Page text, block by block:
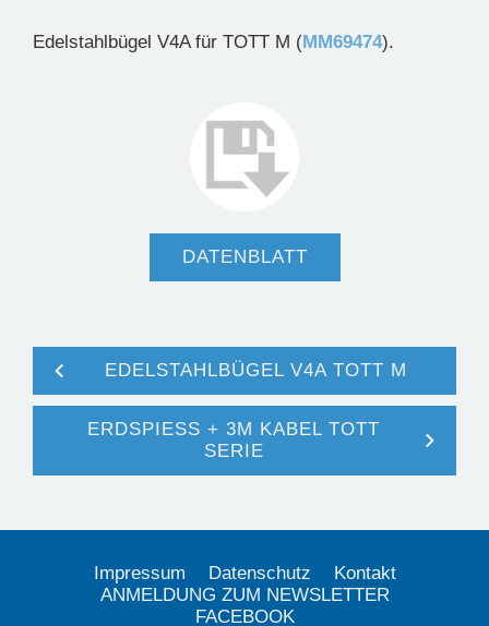
Edelstahlbügel V4A für TOTT M (MM69474).
DATENBLATT
EDELSTAHLBÜGEL V4A TOTT M
ERDSPIESS + 3M KABEL TOTT
SERIE
Impressum Datenschutz
Kontakt
ANMELDUNG ZUM NEWSLETTER
FACEBOOK